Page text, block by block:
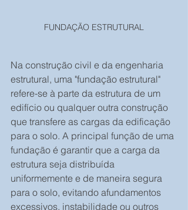
FUNDAÇÃO ESTRUTURAL
Na construção civil e da engenharia
estrutural, uma "fundação estrutural"
refere-se à parte da estrutura de um
edifício ou qualquer outra construção
que transfere as cargas da edificação
para o solo. A principal função de uma
fundação é garantir que a carga da
estrutura seja distribuída
uniformemente e de maneira segura
para o solo, evitando afundamentos
excessivos, instabilidade ou outros